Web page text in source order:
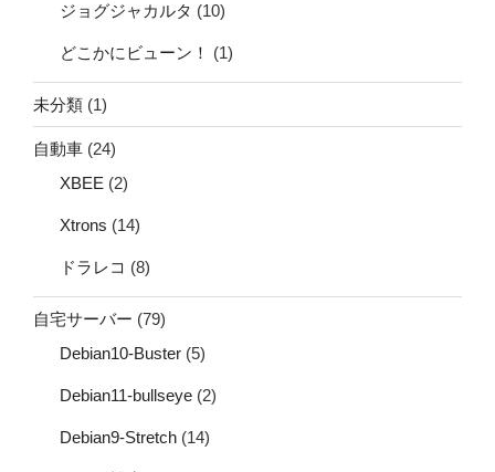
ジョグジャカルタ (10)
どこかにビューン！ (1)
未分類 (1)
自動車 (24)
XBEE (2)
Xtrons (14)
ドラレコ (8)
自宅サーバー (79)
Debian10-Buster (5)
Debian11-bullseye (2)
Debian9-Stretch (14)